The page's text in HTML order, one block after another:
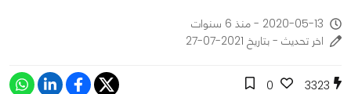
2020-05-13 - منذ 6 سنوات
اخر تحديث - بتاريخ 2021-07-27
3323
0